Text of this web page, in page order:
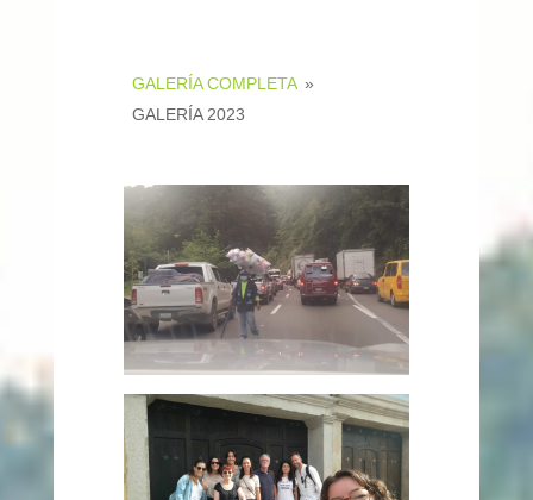
GALERÍA COMPLETA »
GALERÍA 2023